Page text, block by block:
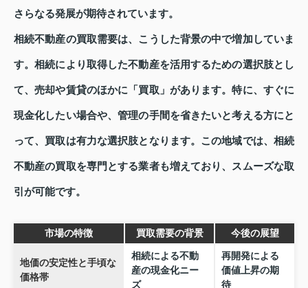
さらなる発展が期待されています。
相続不動産の買取需要は、こうした背景の中で増加していま
す。相続により取得した不動産を活用するための選択肢とし
て、売却や賃貸のほかに「買取」があります。特に、すぐに
現金化したい場合や、管理の手間を省きたいと考える方にと
って、買取は有力な選択肢となります。この地域では、相続
不動産の買取を専門とする業者も増えており、スムーズな取
引が可能です。
市場の特徴 買取需要の背景 今後の展望
地価の安定性と手頃な
価格帯
相続による不動
産の現金化ニー
ズ
再開発による
価値上昇の期
待